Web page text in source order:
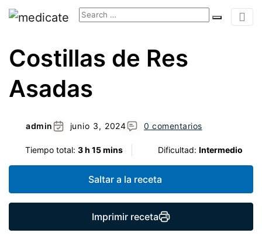
Costillas de Res
Asadas
admin junio 3, 2024 0 comentarios
Tiempo total: 3 h 15 mins Dificultad: Intermedio
Saltar a la receta
Imprimir receta